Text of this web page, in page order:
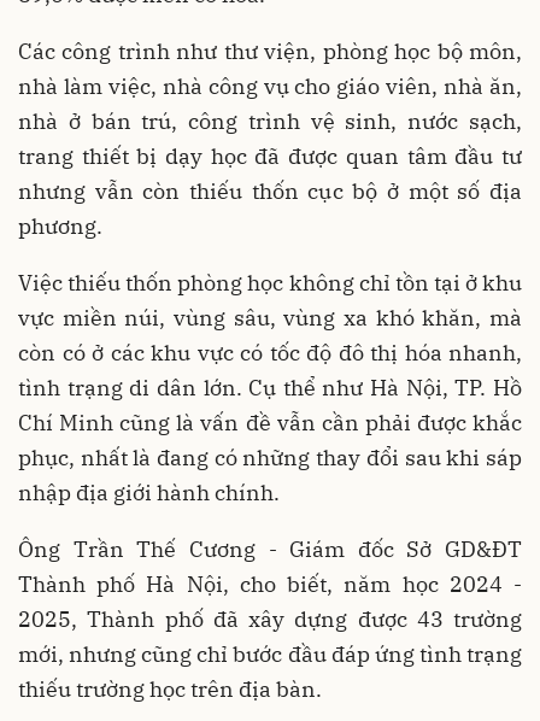
Các công trình như thư viện, phòng học bộ môn,
nhà làm việc, nhà công vụ cho giáo viên, nhà ăn,
nhà ở bán trú, công trình vệ sinh, nước sạch,
trang thiết bị dạy học đã được quan tâm đầu tư
nhưng vẫn còn thiếu thốn cục bộ ở một số địa
phương.
Việc thiếu thốn phòng học không chỉ tồn tại ở khu
vực miền núi, vùng sâu, vùng xa khó khăn, mà
còn có ở các khu vực có tốc độ đô thị hóa nhanh,
tình trạng di dân lớn. Cụ thể như Hà Nội, TP. Hồ
Chí Minh cũng là vấn đề vẫn cần phải được khắc
phục, nhất là đang có những thay đổi sau khi sáp
nhập địa giới hành chính.
Ông Trần Thế Cương - Giám đốc Sở GD&ĐT
Thành phố Hà Nội, cho biết, năm học 2024 -
2025, Thành phố đã xây dựng được 43 trường
mới, nhưng cũng chỉ bước đầu đáp ứng tình trạng
thiếu trường học trên địa bàn.